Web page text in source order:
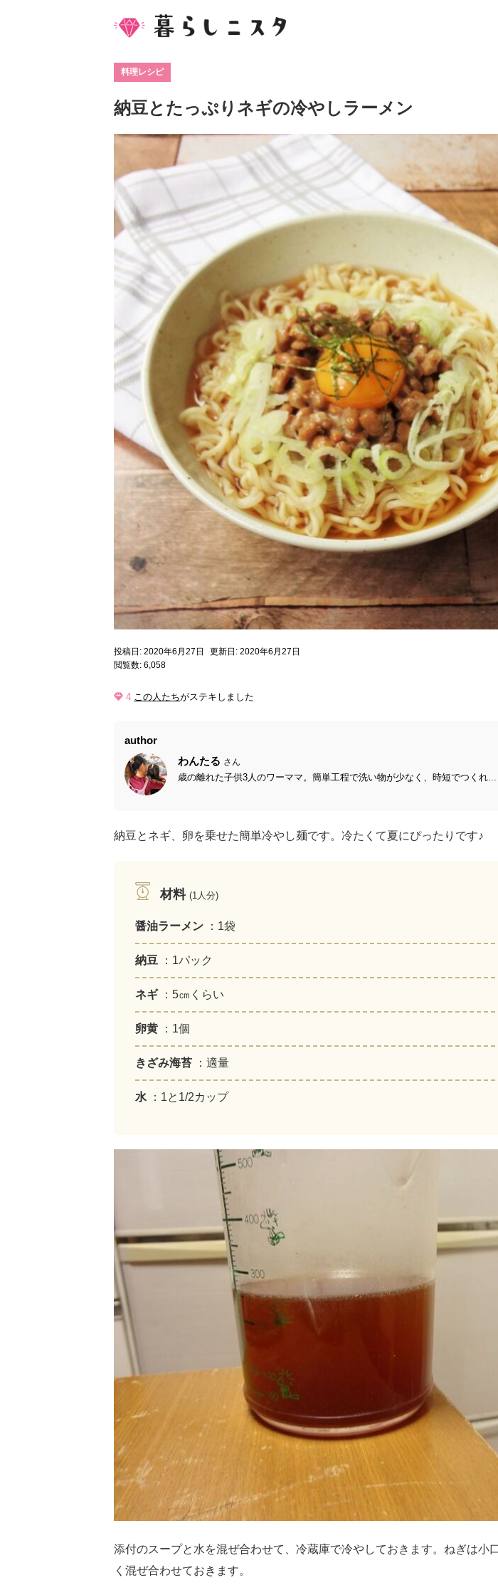
料理レシピ
納豆とたっぷりネギの冷やしラーメン
投稿日: 2020年6月27日
更新日: 2020年6月27日
閲覧数: 6,058
4 この人たちがステキしました
author
わんたる さん
歳の離れた子供3人のワーママ。簡単工程で洗い物が少なく、時短でつくれ...
納豆とネギ、卵を乗せた簡単冷やし麺です。冷たくて夏にぴったりです♪
材料 (1人分)
醤油ラーメン ：1袋
納豆 ：1パック
ネギ ：5㎝くらい
卵黄 ：1個
きざみ海苔 ：適量
水 ：1と1/2カップ
添付のスープと水を混ぜ合わせて、冷蔵庫で冷やしておきます。ねぎは小
く混ぜ合わせておきます。